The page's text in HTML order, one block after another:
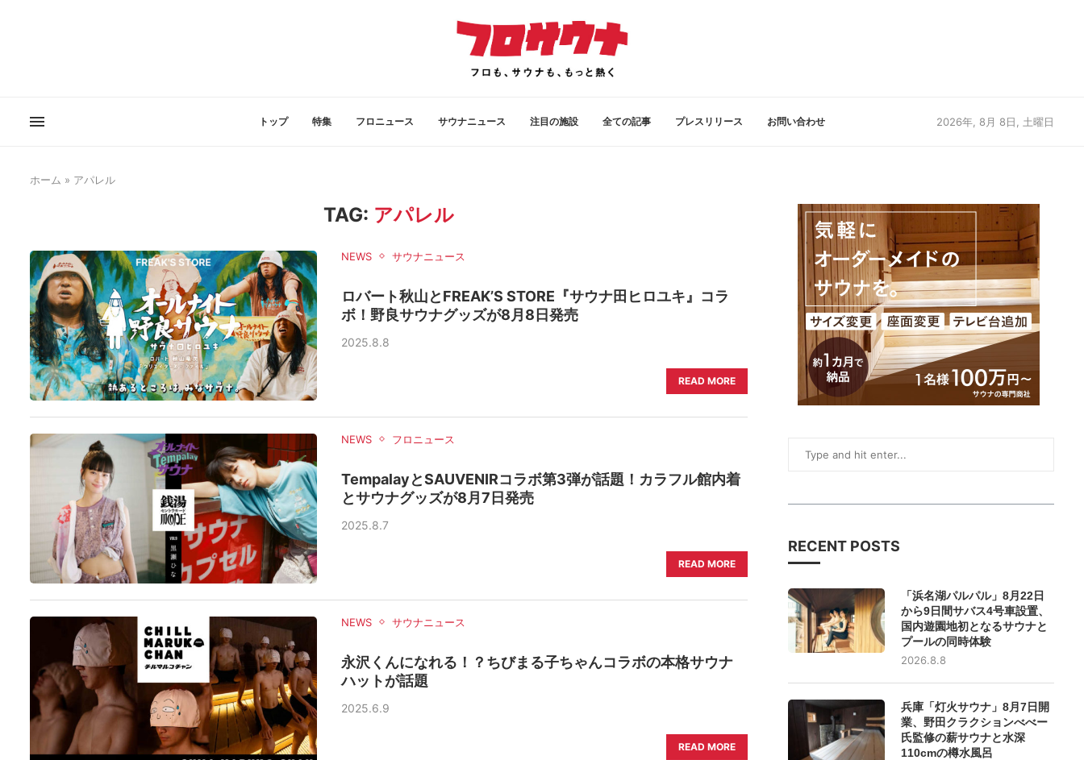
トップ 特集 フロニュース サウナニュース 注目の施設 全ての記事 プレスリリース お問い合わせ 2026年, 8月 8日, 土曜日
ホーム » アパレル
TAG: アパレル
NEWS サウナニュース
ロバート秋山とFREAK’S STORE『サウナ田ヒロユキ』コラ
ボ！野良サウナグッズが8月8日発売
2025.8.8
READ MORE
NEWS フロニュース
TempalayとSAUVENIRコラボ第3弾が話題！カラフル館内着
とサウナグッズが8月7日発売
2025.8.7
READ MORE
NEWS サウナニュース
永沢くんになれる！？ちびまる子ちゃんコラボの本格サウナ
ハットが話題
2025.6.9
READ MORE
RECENT POSTS
「浜名湖パルパル」8月22日
から9日間サバス4号車設置、
国内遊園地初となるサウナと
プールの同時体験
2026.8.8
兵庫「灯火サウナ」8月7日開
業、野田クラクションべべー
氏監修の薪サウナと水深
110cmの樽水風呂